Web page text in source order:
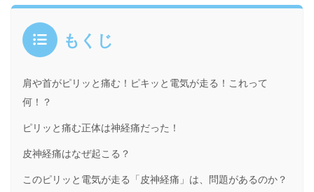
もくじ
肩や首がピリッと痛む！ピキッと電気が走る！これって
何！？
ピリッと痛む正体は神経痛だった！
皮神経痛はなぜ起こる？
このピリッと電気が走る「皮神経痛」は、問題があるのか？